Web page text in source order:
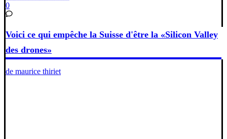
0
Voici ce qui empêche la Suisse d'être la «Silicon Valley
des drones»
de maurice thiriet